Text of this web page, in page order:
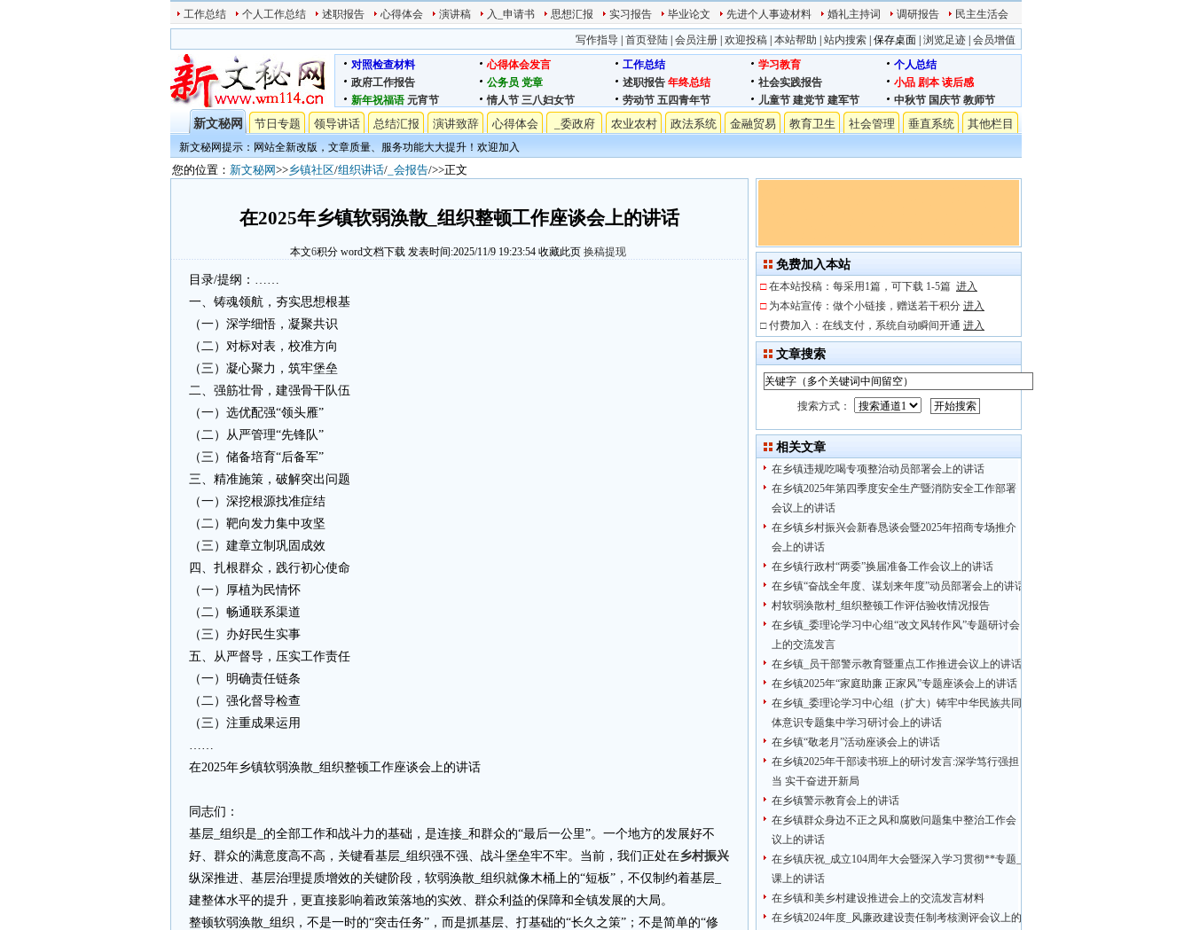
工作总结 个人工作总结 述职报告 心得体会 演讲稿 入_申请书 思想汇报 实习报告 毕业论文 先进个人事迹材料 婚礼主持词 调研报告 民主生活会
写作指导 首页登陆 会员注册 欢迎投稿 本站帮助 站内搜索 保存桌面 浏览足迹 会员增值
对照检查材料
心得体会发言 工作总结 学习教育
个人总结
政府工作报告
公务员 党章 述职报告 年终总结 社会实践报告 小品 剧本 读后感
新年祝福语 元宵节 情人节 三八妇女节 劳动节 五四青年节 儿童节 建党节 建军节 中秋节 国庆节 教师节
新文秘网 节日专题 领导讲话 总结汇报 演讲致辞 心得体会 _委政府 农业农村 政法系统 金融贸易 教育卫生 社会管理 垂直系统 其他栏目
新文秘网提示：网站全新改版，文章质量、服务功能大大提升！欢迎加入
您的位置： 新文秘网>>乡镇社区/组织讲话/ _会报告/>>正文
在2025年乡镇软弱涣散_组织整顿工作座谈会上的讲话
本文6积分 word文档下载 发表时间:2025/11/9 19:23:54 收藏此页 换稿提现
目录/提纲：……
一、铸魂领航，夯实思想根基
（一）深学细悟，凝聚共识
（二）对标对表，校准方向
（三）凝心聚力，筑牢堡垒
二、强筋壮骨，建强骨干队伍
（一）选优配强“领头雁”
（二）从严管理“先锋队”
（三）储备培育“后备军”
三、精准施策，破解突出问题
（一）深挖根源找准症结
（二）靶向发力集中攻坚
（三）建章立制巩固成效
四、扎根群众，践行初心使命
（一）厚植为民情怀
（二）畅通联系渠道
（三）办好民生实事
五、从严督导，压实工作责任
（一）明确责任链条
（二）强化督导检查
（三）注重成果运用
……
在2025年乡镇软弱涣散_组织整顿工作座谈会上的讲话
同志们：
基层_组织是_的全部工作和战斗力的基础，是连接_和群众的“最后一公里”。一个地方的发展好不
好、群众的满意度高不高，关键看基层_组织强不强、战斗堡垒牢不牢。当前，我们正处在乡村振兴
纵深推进、基层治理提质增效的关键阶段，软弱涣散_组织就像木桶上的“短板”，不仅制约着基层_
建整体水平的提升，更直接影响着政策落地的实效、群众利益的保障和全镇发展的大局。
整顿软弱涣散_组织，不是一时的“突击任务”，而是抓基层、打基础的“长久之策”；不是简单的“修
免费加入本站
□ 在本站投稿：每采用1篇，可下载 1-5篇 进入
□ 为本站宣传：做个小链接，赠送若干积分 进入
□ 付费加入：在线支付，系统自动瞬间开通 进入
文章搜索
搜索方式：
相关文章
在乡镇违规吃喝专项整治动员部署会上的讲话​
在乡镇2025年第四季度安全生产暨消防安全工作部署
会议上的讲话
在乡镇乡村振兴会新春恳谈会暨2025年招商专场推介
会上的讲话
在乡镇行政村“两委”换届准备工作会议上的讲话
在乡镇“奋战全年度、谋划来年度”动员部署会上的讲话
村软弱涣散村_组织整顿工作评估验收情况报告
在乡镇_委理论学习中心组“改文风转作风”专题研讨会
上的交流发言
在乡镇_员干部警示教育暨重点工作推进会议上的讲话
在乡镇2025年“家庭助廉 正家风”专题座谈会上的讲话
在乡镇_委理论学习中心组（扩大）铸牢中华民族共同
体意识专题集中学习研讨会上的讲话
在乡镇“敬老月”活动座谈会上的讲话
在乡镇2025年干部读书班上的研讨发言:深学笃行强担
当 实干奋进开新局
在乡镇警示教育会上的讲话
在乡镇群众身边不正之风和腐败问题集中整治工作会
议上的讲话
在乡镇庆祝_成立104周年大会暨深入学习贯彻**专题_
课上的讲话
在乡镇和美乡村建设推进会上的交流发言材料
在乡镇2024年度_风廉政建设责任制考核测评会议上的